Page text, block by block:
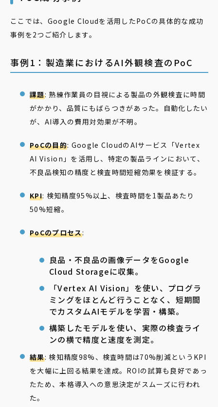
ここでは、Google Cloudを活用したPoCの具体的な成功
事例を2つご紹介します。
事例1：製造業におけるAI外観検査のPoC
課題: 熟練作業員の目視による製品の外観検査に時間
がかかり、品質にもばらつきがあった。自動化したい
が、AI導入の費用対効果が不明。
PoCの目的: Google CloudのAIサービス「Vertex
AI Vision」を活用し、特定の製品ラインにおいて、
不良品検知の精度と検査時間短縮効果を検証する。
KPI: 検知精度95%以上、検査時間を1製品あたり
50%短縮。
PoCのプロセス:
良品・不良品の画像データをGoogle
Cloud Storageに収集。
「Vertex AI Vision」を使い、プログラ
ミングをほとんど行うことなく、短期間
でカスタムAIモデルを学習・構築。
構築したモデルを使い、実際の検査ライ
ンの横で精度と速度を測定。
結果: 検知精度98%、検査時間は70%削減というKPI
を大幅に上回る結果を達成。ROIの試算も良好であっ
たため、本格導入への意思決定がスムーズに行われ
た。